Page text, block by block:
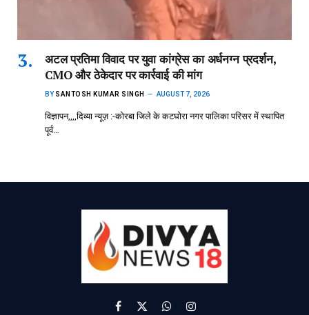
अटल प्रतिमा विवाद पर युवा कांग्रेस का अर्धनग्न प्रदर्शन,
CMO और ठेकेदार पर कार्रवाई की मांग
BY SANTOSH KUMAR SINGH AUGUST 7, 2026
विज्ञापन,,,,दिव्या न्यूज़ :-कोरबा जिले के कटघोरा नगर पालिका परिसर में स्थापित
पूर्व…
Facebook
X
WhatsAppInstagram